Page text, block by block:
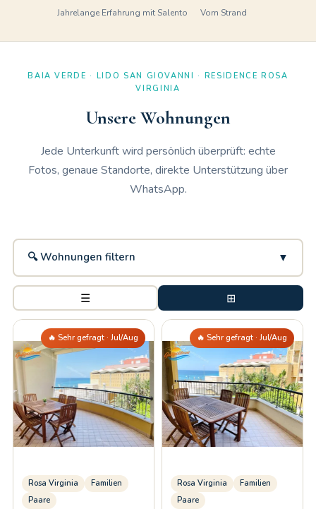
Jahrelange Erfahrung mit Salento Vom Strand
BAIA VERDE · LIDO SAN GIOVANNI · RESIDENCE ROSA
VIRGINIA
Unsere Wohnungen
Jede Unterkunft wird persönlich überprüft: echte
Fotos, genaue Standorte, direkte Unterstützung über
WhatsApp.
🔍 Wohnungen filtern ▼
☰ ⊞
🔥 Sehr gefragt · Jul/Aug
Rosa Virginia
Familien
Paare
🔥 Sehr gefragt · Jul/Aug
Rosa Virginia
Familien
Paare